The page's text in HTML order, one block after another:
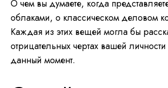
О чем вы думаете, когда
облаками, о классическом деловом
Каждая из этих вещей могла бы
отрицательных чертах вашей
данный момент.